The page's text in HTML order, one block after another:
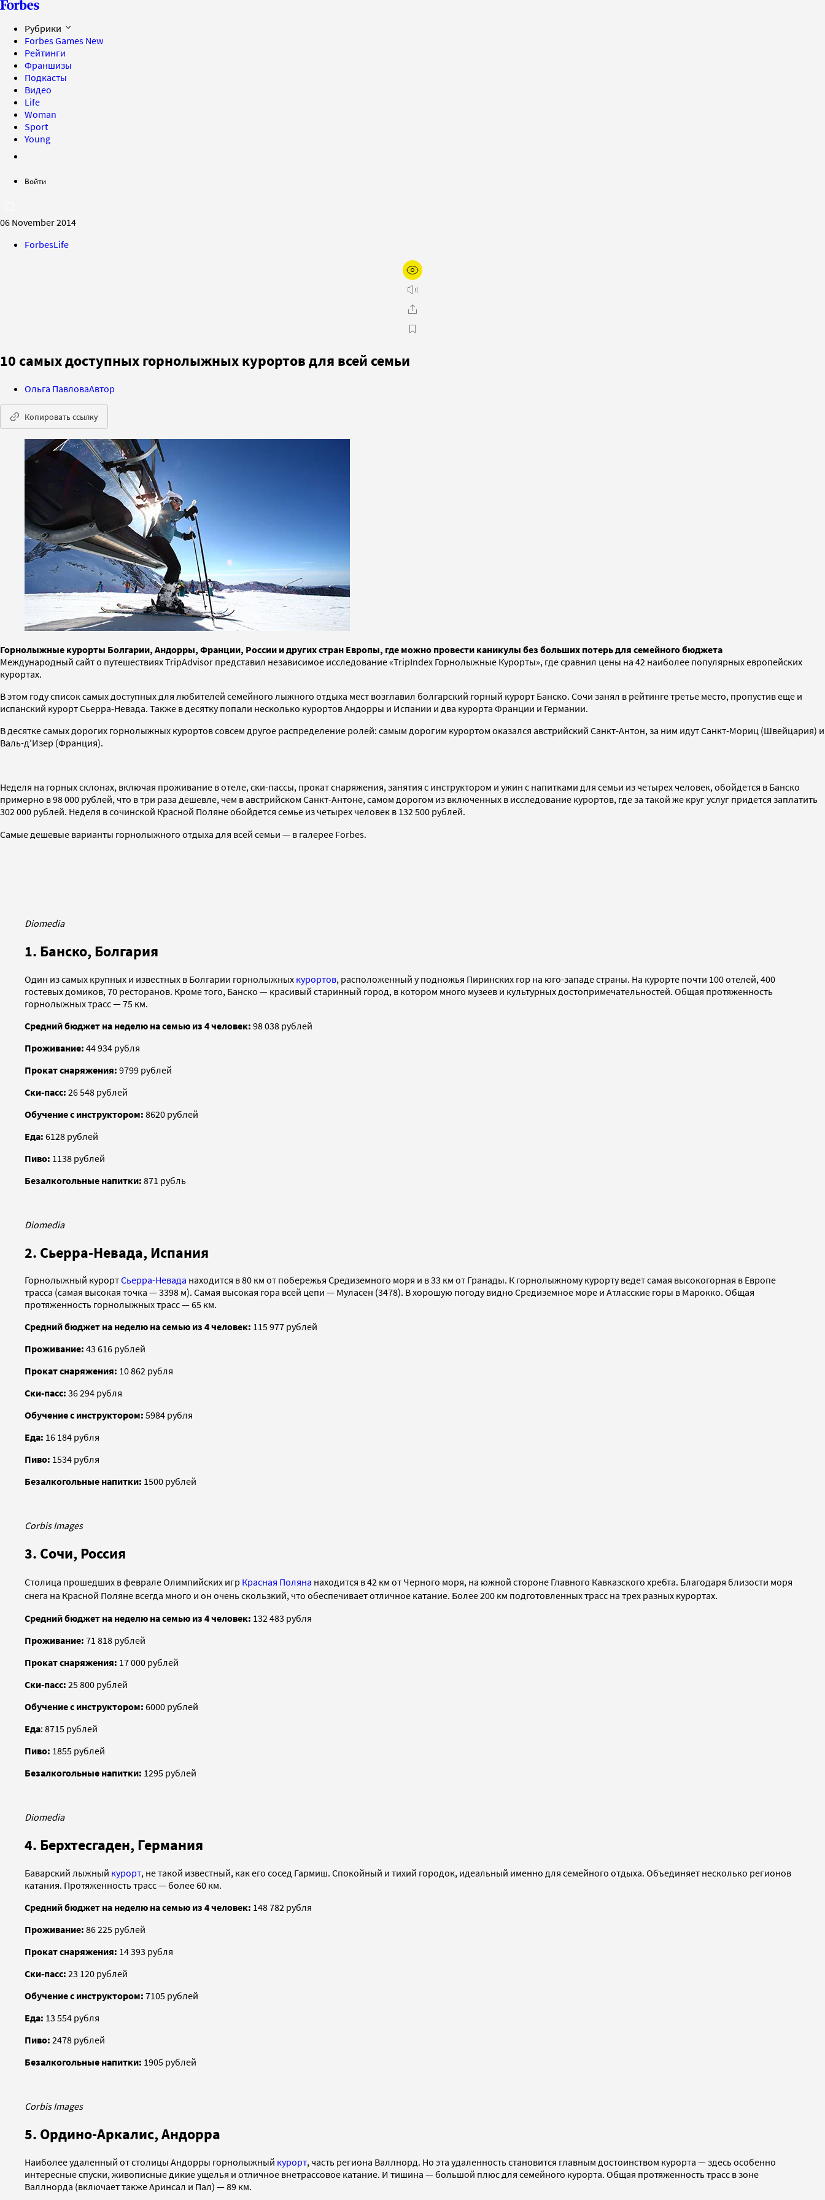
Рубрики
Forbes Games New
Рейтинги
Франшизы
Подкасты
Видео
Life
Woman
Sport
Young
Войти
06 November 2014
ForbesLife
10 самых доступных горнолыжных курортов для всей семьи
Ольга ПавловаАвтор
Копировать ссылку
Горнолыжные курорты Болгарии, Андорры, Франции, России и других стран Европы, где можно провести каникулы без больших потерь для семейного бюджета
Международный сайт о путешествиях TripAdvisor представил независимое исследование «TripIndex Горнолыжные Курорты», где сравнил цены на 42 наиболее популярных европейских
курортах.
В этом году список самых доступных для любителей семейного лыжного отдыха мест возглавил болгарский горный курорт Банско. Сочи занял в рейтинге третье место, пропустив еще и
испанский курорт Сьерра-Невада. Также в десятку попали несколько курортов Андорры и Испании и два курорта Франции и Германии.
В десятке самых дорогих горнолыжных курортов совсем другое распределение ролей: самым дорогим курортом оказался австрийский Санкт-Антон, за ним идут Санкт-Мориц (Швейцария) и
Валь-д'Изер (Франция).
Неделя на горных склонах, включая проживание в отеле, ски-пассы, прокат снаряжения, занятия с инструктором и ужин с напитками для семьи из четырех человек, обойдется в Банско
примерно в 98 000 рублей, что в три раза дешевле, чем в австрийском Санкт-Антоне, самом дорогом из включенных в исследование курортов, где за такой же круг услуг придется заплатить
302 000 рублей. Неделя в сочинской Красной Поляне обойдется семье из четырех человек в 132 500 рублей.
Cамые дешевые варианты горнолыжного отдыха для всей семьи — в галерее Forbes.
Diomedia
1. Банско, Болгария
Один из самых крупных и известных в Болгарии горнолыжных курортов, расположенный у подножья Пиринских гор на юго-западе страны. На курорте почти 100 отелей, 400
гостевых домиков, 70 ресторанов. Кроме того, Банско — красивый старинный город, в котором много музеев и культурных достопримечательностей. Общая протяженность
горнолыжных трасс — 75 км.
Средний бюджет на неделю на семью из 4 человек: 98 038 рублей
Проживание: 44 934 рубля
Прокат снаряжения: 9799 рублей
Ски-пасс: 26 548 рублей
Обучение с инструктором: 8620 рублей
Еда: 6128 рублей
Пиво: 1138 рублей
Безалкогольные напитки: 871 рубль
Diomedia
2. Сьерра-Невада, Испания
Горнолыжный курортСьерра-Невада находится в 80 км от побережья Средиземного моря и в 33 км от Гранады. К горнолыжному курорту ведет самая высокогорная в Европе
трасса (cамая высокая точка — 3398 м). Самая высокая гора всей цепи — Муласен (3478). В хорошую погоду видно Средиземное море и Атласские горы в Марокко. Общая
протяженность горнолыжных трасс — 65 км.
Средний бюджет на неделю на семью из 4 человек: 115 977 рублей
Проживание: 43 616 рублей
Прокат снаряжения: 10 862 рубля
Ски-пасс: 36 294 рубля
Обучение с инструктором: 5984 рубля
Еда: 16 184 рубля
Пиво: 1534 рубля
Безалкогольные напитки: 1500 рублей
Corbis Images
3. Сочи, Россия
Cтолица прошедших в феврале Олимпийских игр Красная Поляна находится в 42 км от Черного моря, на южной стороне Главного Кавказского хребта. Благодаря близости моря
снега на Красной Поляне всегда много и он очень скользкий, что обеспечивает отличное катание. Более 200 км подготовленных трасс на трех разных курортах.
Средний бюджет на неделю на семью из 4 человек: 132 483 рубля
Проживание: 71 818 рублей
Прокат снаряжения: 17 000 рублей
Ски-пасс: 25 800 рублей
Обучение с инструктором: 6000 рублей
Еда: 8715 рублей
Пиво: 1855 рублей
Безалкогольные напитки: 1295 рублей
Diomedia
4. Берхтесгаден, Германия
Баварский лыжный курорт, не такой известный, как его сосед Гармиш. Cпокойный и тихий городок, идеальный именно для семейного отдыха. Объединяет несколько регионов
катания. Протяженность трасс — более 60 км.
Средний бюджет на неделю на семью из 4 человек: 148 782 рубля
Проживание: 86 225 рублей
Прокат снаряжения: 14 393 рубля
Ски-пасс: 23 120 рублей
Обучение с инструктором: 7105 рублей
Еда: 13 554 рубля
Пиво: 2478 рублей
Безалкогольные напитки: 1905 рублей
Corbis Images
5. Ордино-Аркалис, Андорра
Наиболее удаленный от столицы Андорры горнолыжный курорт, часть региона Валлнорд. Но эта удаленность становится главным достоинством курорта — здесь особенно
интересные спуски, живописные дикие ущелья и отличное внетрассовое катание. И тишина — большой плюс для семейного курорта. Общая протяженность трасс в зоне
Валлнорда (включает также Аринсал и Пал) — 89 км.